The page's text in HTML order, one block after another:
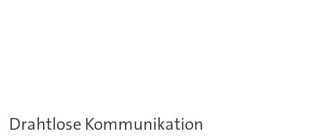
Drahtlose Kommunikation